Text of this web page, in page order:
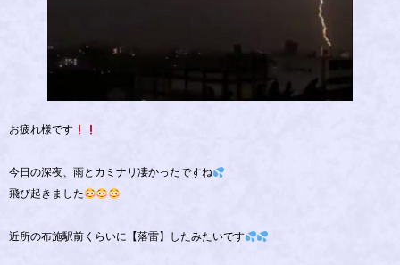
お疲れ様です
今日の深夜、雨とカミナリ凄かったですね
飛び起きました
近所の布施駅前くらいに【落雷】したみたいです